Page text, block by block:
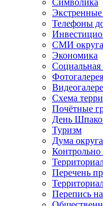
Символика
Телефоны
СМИ округа
Экономика
Социальная
Фотогалерея
Схема
Почётные
День
Туризм
Дума округа
Контрольно
Перечень
Перепись